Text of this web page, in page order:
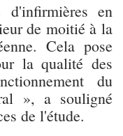
en
de moitié à la
Cela pose
la qualité des
du
», a souligné
de l'étude.